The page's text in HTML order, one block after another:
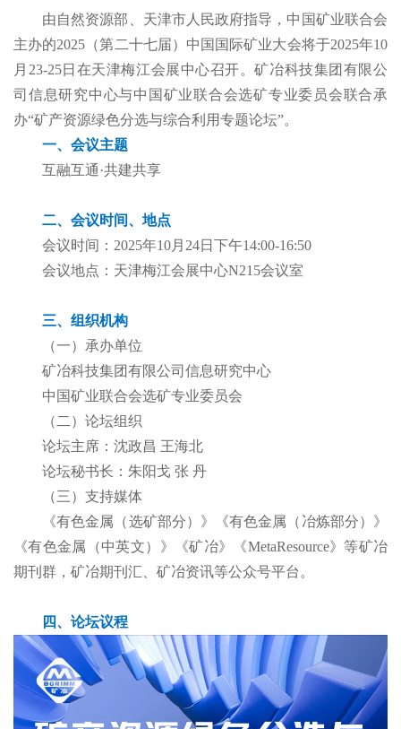
由自然资源部、天津市人民政府指导，中国矿业联合会
主办的2025（第二十七届）中国国际矿业大会将于2025年10
月23-25日在天津梅江会展中心召开。矿冶科技集团有限公
司信息研究中心与中国矿业联合会选矿专业委员会联合承
办“矿产资源绿色分选与综合利用专题论坛”。
一、会议主题
互融互通·共建共享
二、会议时间、地点
会议时间：2025年10月24日下午14:00-16:50
会议地点：天津梅江会展中心N215会议室
三、组织机构
（一）承办单位
矿冶科技集团有限公司信息研究中心
中国矿业联合会选矿专业委员会
（二）论坛组织
论坛主席：沈政昌 王海北
论坛秘书长：朱阳戈 张 丹
（三）支持媒体
《有色金属（选矿部分）》《有色金属（冶炼部分）》
《有色金属（中英文）》《矿冶》《MetaResource》等矿冶
期刊群，矿冶期刊汇、矿冶资讯等公众号平台。
四、论坛议程